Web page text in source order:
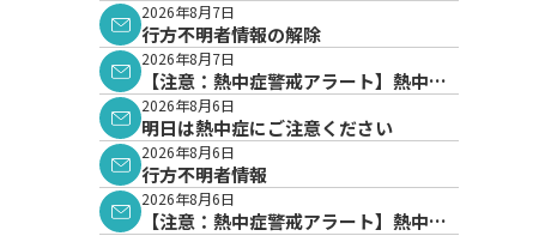
2026年8月7日
行方不明者情報の解除
2026年8月7日
【注意：熱中症警戒アラート】熱中症
警戒アラートが発表されています。
2026年8月6日
明日は熱中症にご注意ください
2026年8月6日
行方不明者情報
2026年8月6日
【注意：熱中症警戒アラート】熱中症